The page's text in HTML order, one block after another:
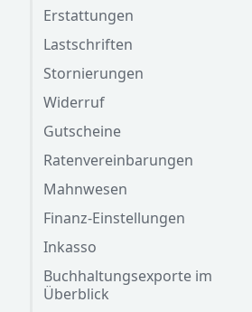
Erstattungen
Lastschriften
Stornierungen
Widerruf
Gutscheine
Ratenvereinbarungen
Mahnwesen
Finanz-Einstellungen
Inkasso
Buchhaltungsexporte im
Überblick